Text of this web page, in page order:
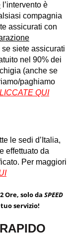
l’intervento è
compagnia
assicurati con
se siete assicurati
nel 90% dei
(anche se
paghiamo
QUI
le sedi d’Italia,
effettuato da
Per maggiori
Ore, solo da SPEED
servizio!